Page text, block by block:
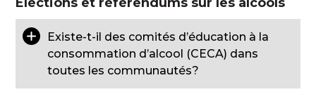
Existe-t-il des comités d’éducation à la
consommation d’alcool (CECA) dans
toutes les communautés?